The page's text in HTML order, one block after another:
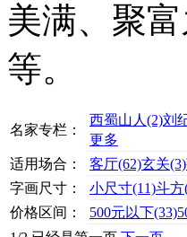
美满、聚
等。
名家专栏：
西蜀山人 (2)刘
更多
适用场合：
客厅(62)玄关(3)
字画尺寸：
小尺寸(11)斗方
价格区间：
500元以下(33)